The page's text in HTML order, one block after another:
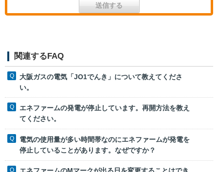
関連するFAQ
大阪ガスの電気「JO1でんき」について教えてくださ
い。
エネファームの発電が停止しています。再開方法を教え
てください。
電気の使用量が多い時間帯なのにエネファームが発電を
停止していることがあります。なぜですか？